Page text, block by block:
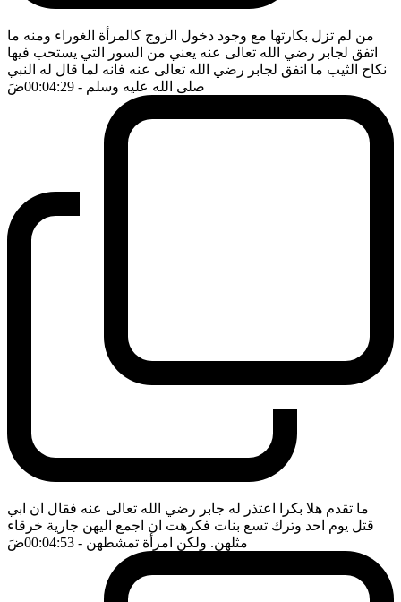
من لم تزل بكارتها مع وجود دخول الزوج كالمرأة الغوراء ومنه ما
اتفق لجابر رضي الله تعالى عنه يعني من السور التي يستحب فيها
نكاح الثيب ما اتفق لجابر رضي الله تعالى عنه فانه لما قال له النبي
صلى الله عليه وسلم - 00:04:29 ضَ
ما تقدم هلا بكرا اعتذر له جابر رضي الله تعالى عنه فقال ان ابي
قتل يوم احد وترك تسع بنات فكرهت ان اجمع اليهن جارية خرقاء
مثلهن. ولكن امرأة تمشطهن - 00:04:53 ضَ